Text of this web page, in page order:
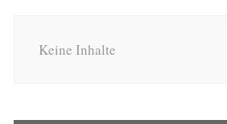
Keine Inhalte